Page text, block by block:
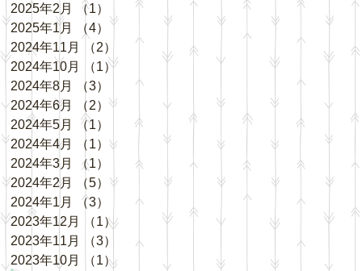
2025年2月
（1）
1件の記事
2025年1月
（4）
4件の記事
2024年11月
（2）
2件の記事
2024年10月
（1）1件の記事
2024年8月
（3）
3件の記事
2024年6月
（2） 2件の記事
2024年5月
（1）
1件の記事
2024年4月
（1） 1件の記事
2024年3月
（1）
1件の記事
2024年2月
（5） 5件の記事
2024年1月
（3）
3件の記事
2023年12月
（1）1件の記事
2023年11月
（3）
3件の記事
2023年10月
（1）1件の記事